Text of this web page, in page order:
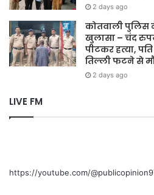
2 days ago
कोतवाली पुलिस
खुलासा – चंद
पीटकर हत्या,
तिल्ली फटने से
2 days ago
LIVE FM
https://youtube.com/